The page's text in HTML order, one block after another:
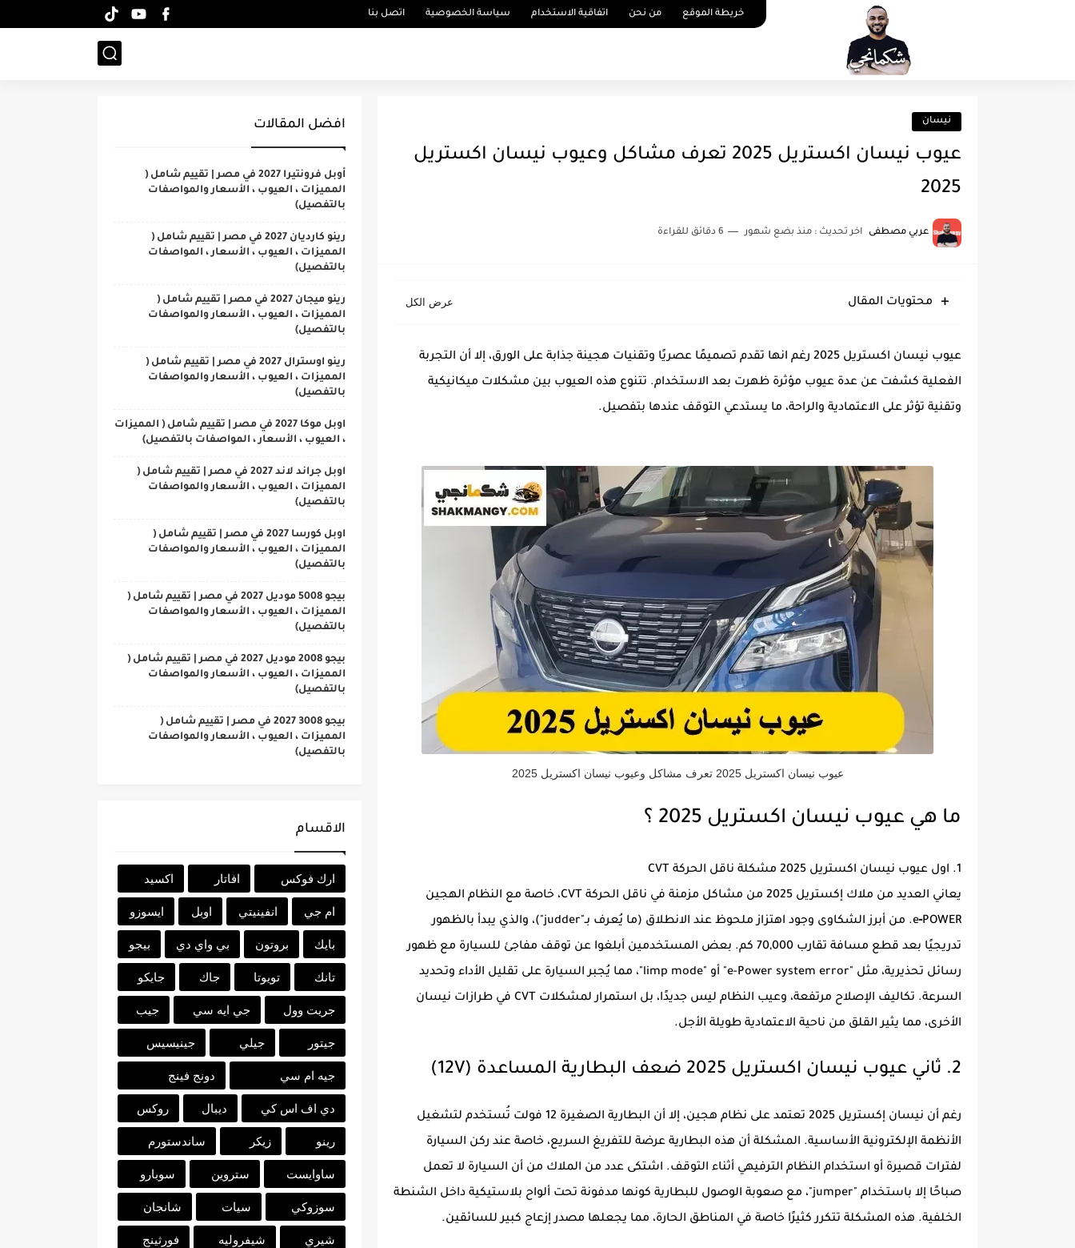
خريطة الموقع من نحن اتفاقية الاستخدام سياسة الخصوصية اتصل بنا
نيسان
عيوب نيسان اكستريل 2025 تعرف مشاكل وعيوب نيسان اكستريل
2025
عربي مصطفى اخر تحديث : منذ بضع شهور 6 دقائق للقراءة
محتويات المقال
عيوب نيسان اكستريل 2025 رغم انها تقدم تصميمًا عصريًا وتقنيات هجينة جذابة على الورق، إلا أن التجربة
الفعلية كشفت عن عدة عيوب مؤثرة ظهرت بعد الاستخدام. تتنوع هذه العيوب بين مشكلات ميكانيكية
وتقنية تؤثر على الاعتمادية والراحة، ما يستدعي التوقف عندها بتفصيل.
عيوب نيسان اكستريل 2025 تعرف مشاكل وعيوب نيسان اكستريل 2025
ما هي عيوب نيسان اكستريل 2025 ؟
1. اول عيوب نيسان اكستريل 2025 مشكلة ناقل الحركة CVT
يعاني العديد من ملاك إكستريل 2025 من مشاكل مزمنة في ناقل الحركة CVT، خاصة مع النظام الهجين
e‑POWER. من أبرز الشكاوى وجود اهتزاز ملحوظ عند الانطلاق (ما يُعرف بـ"judder")، والذي يبدأ بالظهور
تدريجيًا بعد قطع مسافة تقارب 70,000 كم. بعض المستخدمين أبلغوا عن توقف مفاجئ للسيارة مع ظهور
رسائل تحذيرية، مثل "e-Power system error" أو "limp mode"، مما يُجبر السيارة على تقليل الأداء وتحديد
السرعة. تكاليف الإصلاح مرتفعة، وعيب النظام ليس جديدًا، بل استمرار لمشكلات CVT في طرازات نيسان
الأخرى، مما يثير القلق من ناحية الاعتمادية طويلة الأجل.
2. ثاني عيوب نيسان اكستريل 2025 ضعف البطارية المساعدة (12V)
رغم أن نيسان إكستريل 2025 تعتمد على نظام هجين، إلا أن البطارية الصغيرة 12 فولت تُستخدم لتشغيل
الأنظمة الإلكترونية الأساسية. المشكلة أن هذه البطارية عرضة للتفريغ السريع، خاصة عند ركن السيارة
لفترات قصيرة أو استخدام النظام الترفيهي أثناء التوقف. اشتكى عدد من الملاك من أن السيارة لا تعمل
صباحًا إلا باستخدام "jumper"، مع صعوبة الوصول للبطارية كونها مدفونة تحت ألواح بلاستيكية داخل الشنطة
الخلفية. هذه المشكلة تتكرر كثيرًا خاصة في المناطق الحارة، مما يجعلها مصدر إزعاج كبير للسائقين.
افضل المقالات
أوبل فرونتيرا 2027 في مصر | تقييم شامل (
المميزات ، العيوب ، الأسعار والمواصفات
بالتفصيل)
رينو كارديان 2027 في مصر | تقييم شامل (
المميزات ، العيوب ، الأسعار ، المواصفات
بالتفصيل)
رينو ميجان 2027 في مصر | تقييم شامل (
المميزات ، العيوب ، الأسعار والمواصفات
بالتفصيل)
رينو اوسترال 2027 في مصر | تقييم شامل (
المميزات ، العيوب ، الأسعار والمواصفات
بالتفصيل)
اوبل موكا 2027 في مصر | تقييم شامل ( المميزات
، العيوب ، الأسعار ، المواصفات بالتفصيل)
اوبل جراند لاند 2027 في مصر | تقييم شامل (
المميزات ، العيوب ، الأسعار والمواصفات
بالتفصيل)
اوبل كورسا 2027 في مصر | تقييم شامل (
المميزات ، العيوب ، الأسعار والمواصفات
بالتفصيل)
بيجو 5008 موديل 2027 في مصر | تقييم شامل (
المميزات ، العيوب ، الأسعار والمواصفات
بالتفصيل)
بيجو 2008 موديل 2027 في مصر | تقييم شامل (
المميزات ، العيوب ، الأسعار والمواصفات
بالتفصيل)
بيجو 3008 2027 في مصر | تقييم شامل (
المميزات ، العيوب ، الأسعار والمواصفات
بالتفصيل)
الاقسام
ارك فوكس افاتار اكسيد
ام جي انفينيتي اوبل ايسوزو
بايك بروتون بي واي دي بيجو
تانك تويوتا جاك جايكو
جريت وول جي ايه سي جيب
جيتور جيلي جينيسيس
جيه ام سي دونج فينج
دي اف اس كي ديبال روكس
رينو زيكر ساندستورم
ساوايست ستروين سوبارو
سوزوكي سيات شانجان
شيري شيفروليه فورثينج